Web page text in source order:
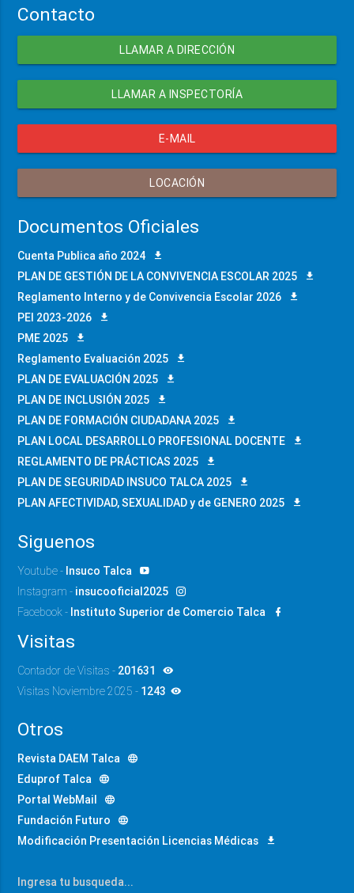
Contacto
LLAMAR A DIRECCIÓN
LLAMAR A INSPECTORÍA
E-MAIL
LOCACIÓN
Documentos Oficiales
Cuenta Publica año 2024
PLAN DE GESTIÓN DE LA CONVIVENCIA ESCOLAR 2025
Reglamento Interno y de Convivencia Escolar 2026
PEI 2023-2026
PME 2025
Reglamento Evaluación 2025
PLAN DE EVALUACIÓN 2025
PLAN DE INCLUSIÓN 2025
PLAN DE FORMACIÓN CIUDADANA 2025
PLAN LOCAL DESARROLLO PROFESIONAL DOCENTE
REGLAMENTO DE PRÁCTICAS 2025
PLAN DE SEGURIDAD INSUCO TALCA 2025
PLAN AFECTIVIDAD, SEXUALIDAD y de GENERO 2025
Siguenos
Youtube - Insuco Talca
Instagram - insucooficial2025
Facebook - Instituto Superior de Comercio Talca
Visitas
Contador de Visitas - 201631
Visitas Noviembre 2025 - 1243
Otros
Revista DAEM Talca
Eduprof Talca
Portal WebMail
Fundación Futuro
Modificación Presentación Licencias Médicas